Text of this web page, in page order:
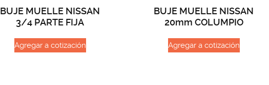
BUJE MUELLE NISSAN
3/4 PARTE FIJA
Agregar a cotización
BUJE MUELLE NISSAN
20mm COLUMPIO
Agregar a cotización